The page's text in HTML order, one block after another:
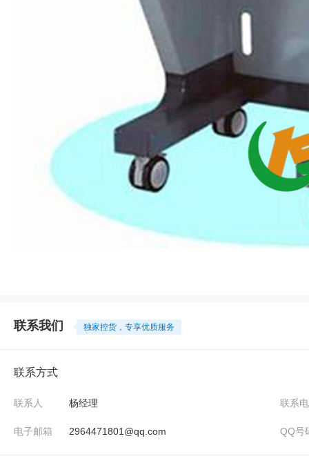
联系我们 独家控货，专享优质服务
联系方式
联系人 杨经理 联系
电子邮箱 2964471801@qq.com QQ号